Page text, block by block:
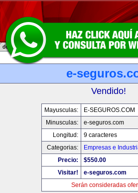
e-
Vendido!
Mayusculas:
E-SEGUROS.COM
Minusculas:
e-seguros.com
Longitud:
9 caracteres
Categorias:
Empresas e
Precio:
$550.00
Visitar!
e-seguros.com
Serán consideradas